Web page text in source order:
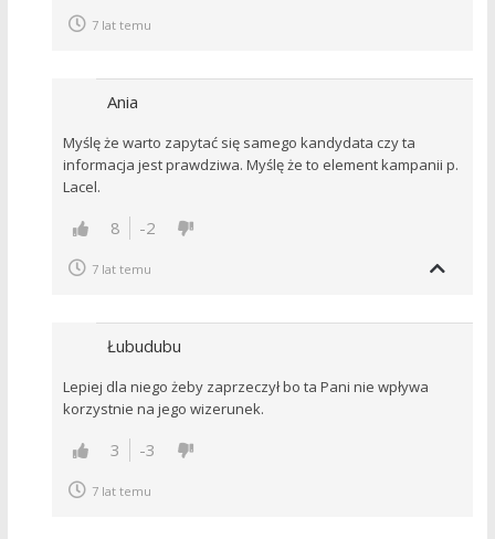
7 lat temu
Ania
Myślę że warto zapytać się samego kandydata czy ta
informacja jest prawdziwa. Myślę że to element kampanii p.
Lacel.
8 -2
7 lat temu
Łubudubu
Lepiej dla niego żeby zaprzeczył bo ta Pani nie wpływa
korzystnie na jego wizerunek.
3 -3
7 lat temu